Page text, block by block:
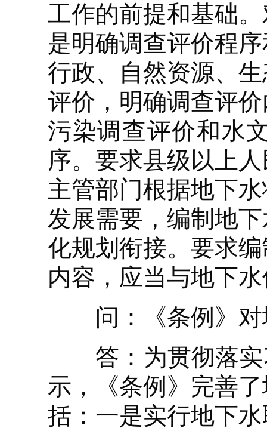
工作的前提和基础
是明确调查评价程
行政、自然资源、
评价，明确调查评
污染调查评价和水
序。要求县级以上
主管部门根据地下
发展需要，编制地
化规划衔接。要求
内容，应当与地下
问：《条例》对
答：为贯彻落实
示，《条例》完善
括：一是实行地下